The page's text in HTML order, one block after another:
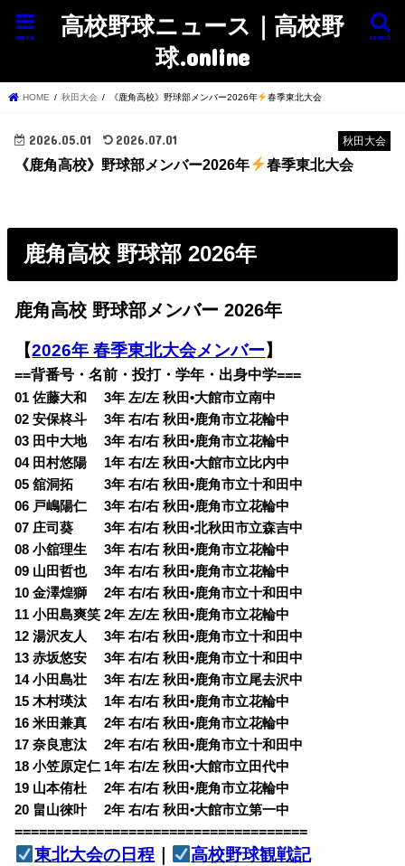
高校野球ニュース｜高校野
球.online
search
menu
HOME 秋田大会 《鹿角高校》野球部メンバー2026年 春季東北大会
秋田大会
2026.05.01 2026.07.01
《鹿角高校》野球部メンバー2026年 春季東北大会
鹿角高校 野球部 2026年
鹿角高校 野球部メンバー 2026年
【2026年 春季東北大会メンバー】
==背番号・名前・投打・学年・出身中学===
01 佐藤大和 3年 左/左 秋田•大館市立南中
02 安保柊斗 3年 右/右 秋田•鹿角市立花輪中
03 田中大地 3年 右/右 秋田•鹿角市立花輪中
04 田村悠陽 1年 右/左 秋田•大館市立比内中
05 舘洞拓 3年 右/右 秋田•鹿角市立十和田中
06 戸嶋陽仁 3年 右/右 秋田•鹿角市立花輪中
07 庄司葵 3年 右/右 秋田•北秋田市立森吉中
08 小舘理生 3年 右/右 秋田•鹿角市立花輪中
09 山田哲也 3年 右/右 秋田•鹿角市立花輪中
10 金澤煌獅 2年 右/右 秋田•鹿角市立十和田中
11 小田島爽笑 2年 左/左 秋田•鹿角市立花輪中
12 湯沢友人 3年 右/右 秋田•鹿角市立十和田中
13 赤坂悠安 3年 右/右 秋田•鹿角市立十和田中
14 小田島壮 3年 右/左 秋田•鹿角市立尾去沢中
15 木村瑛汰 1年 右/右 秋田•鹿角市立花輪中
16 米田兼真 2年 右/右 秋田•鹿角市立花輪中
17 奈良恵汰 2年 右/右 秋田•鹿角市立十和田中
18 小笠原定仁 1年 右/左 秋田•大館市立田代中
19 山本侑杜 2年 右/右 秋田•鹿角市立花輪中
20 畠山徠叶 2年 右/右 秋田•大館市立第一中
====================================
東北大会の日程｜ 高校野球観戦記